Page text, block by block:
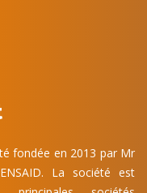
fondée en 2013 par Mr
La société est